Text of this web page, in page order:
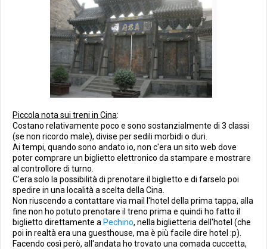
Piccola nota sui treni in Cina:
Costano relativamente poco e sono sostanzialmente di 3 classi
(se non ricordo male), divise per sedili morbidi o duri.
Ai tempi, quando sono andato io, non c'era un sito web dove
poter comprare un biglietto elettronico da stampare e mostrare
al controllore di turno.
C'era solo la possibilità di prenotare il biglietto e di farselo poi
spedire in una località a scelta della Cina.
Non riuscendo a contattare via mail l'hotel della prima tappa, alla
fine non ho potuto prenotare il treno prima e quindi ho fatto il
biglietto direttamente a Pechino, nella biglietteria dell'hotel (che
poi in realtà era una guesthouse, ma è più facile dire hotel :p).
Facendo così però, all'andata ho trovato una comada cuccetta,